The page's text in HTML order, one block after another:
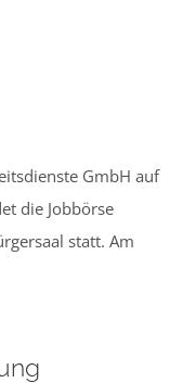
GmbH auf
die Jobbörse
statt. Am